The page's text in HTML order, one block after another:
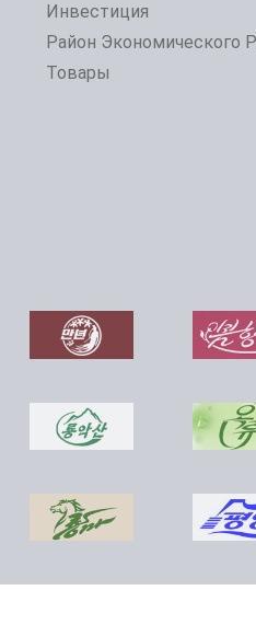
Инвестиция
Район Экономического
Товары